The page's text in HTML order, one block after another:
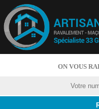
ON VOUS